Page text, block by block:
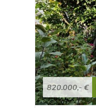
820.000,- €